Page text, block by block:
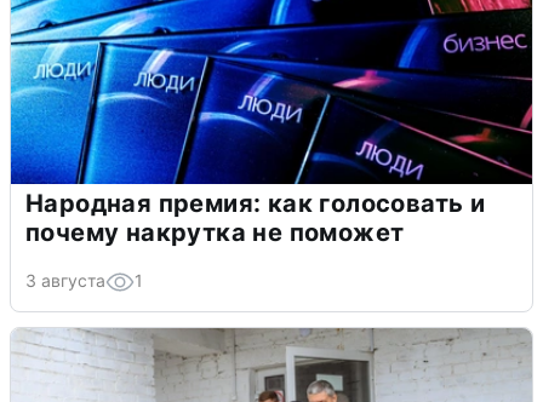
Народная премия: как голосовать и
почему накрутка не поможет
3 августа 1